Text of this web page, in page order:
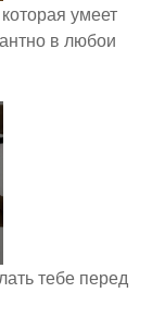
умеет
в любои
тебе перед